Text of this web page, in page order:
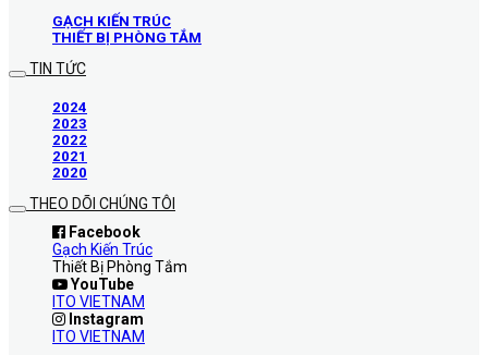
GẠCH KIẾN TRÚC
THIẾT BỊ PHÒNG TẮM
TIN TỨC
2024
2023
2022
2021
2020
THEO DÕI CHÚNG TÔI
Facebook
Gạch Kiến Trúc
Thiết Bị Phòng Tắm
YouTube
ITO VIETNAM
Instagram
ITO VIETNAM